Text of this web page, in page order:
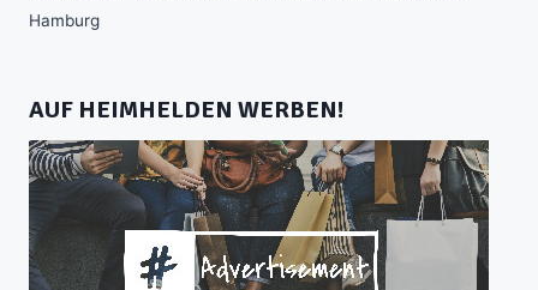
Hamburg
AUF HEIMHELDEN WERBEN!